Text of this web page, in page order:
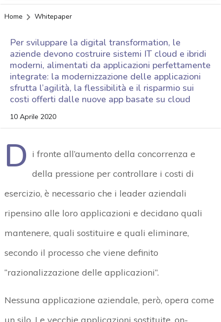
Home Whitepaper
Per sviluppare la digital transformation, le
aziende devono costruire sistemi IT cloud e ibridi
moderni, alimentati da applicazioni perfettamente
integrate: la modernizzazione delle applicazioni
sfrutta l’agilità, la flessibilità e il risparmio sui
costi offerti dalle nuove app basate su cloud
10 Aprile 2020
D i fronte all’aumento della concorrenza e
della pressione per controllare i costi di
esercizio, è necessario che i leader aziendali
ripensino alle loro applicazioni e decidano quali
mantenere, quali sostituire e quali eliminare,
secondo il processo che viene definito
“razionalizzazione delle applicazioni”.
Nessuna applicazione aziendale, però, opera come
un silo. Le vecchie applicazioni sostituite, on-